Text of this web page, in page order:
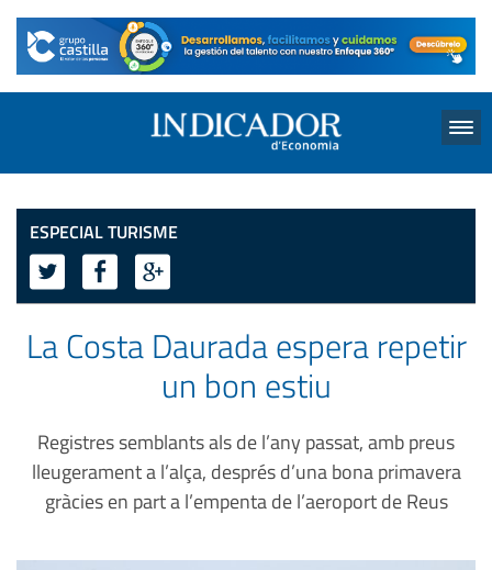
Menu
ESPECIAL TURISME
La Costa Daurada espera repetir
un bon estiu
Registres semblants als de l’any passat, amb preus
lleugerament a l’alça, després d’una bona primavera
gràcies en part a l’empenta de l’aeroport de Reus